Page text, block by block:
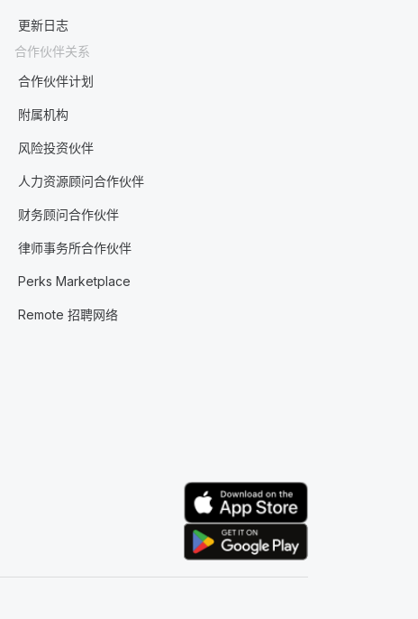
更新日志
合作伙伴关系
合作伙伴计划
附属机构
风险投资伙伴
人力资源顾问合作伙伴
财务顾问合作伙伴
律师事务所合作伙伴
Perks Marketplace
Remote 招聘网络